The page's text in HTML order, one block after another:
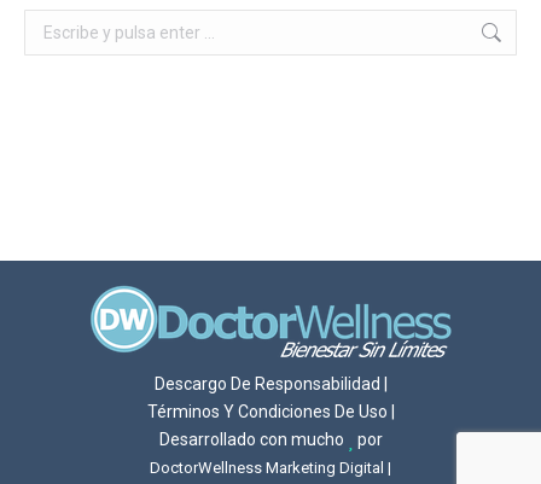
Buscar:
Descargo De Responsabilidad
Términos Y Condiciones De Uso
Desarrollado con mucho
por
DoctorWellness Marketing Digital |